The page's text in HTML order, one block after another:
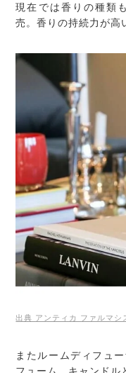
現在では香りの種類
売。香りの持続力が高
出典 アンティカ ファルマシ
またルームディフュ